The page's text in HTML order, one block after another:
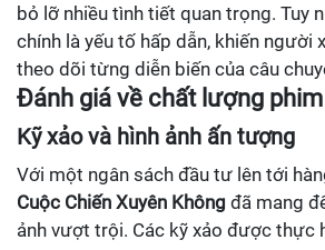
bỏ lỡ nhiều tình tiết quan trọng. Tuy
chính là yếu tố hấp dẫn, khiến người
theo dõi từng diễn biến của câu
Đánh giá về chất lượng phim
Kỹ xảo và hình ảnh ấn tượng
Với một ngân sách đầu tư lên tới
Cuộc Chiến Xuyên Không đã mang
ảnh vượt trội. Các kỹ xảo được thực